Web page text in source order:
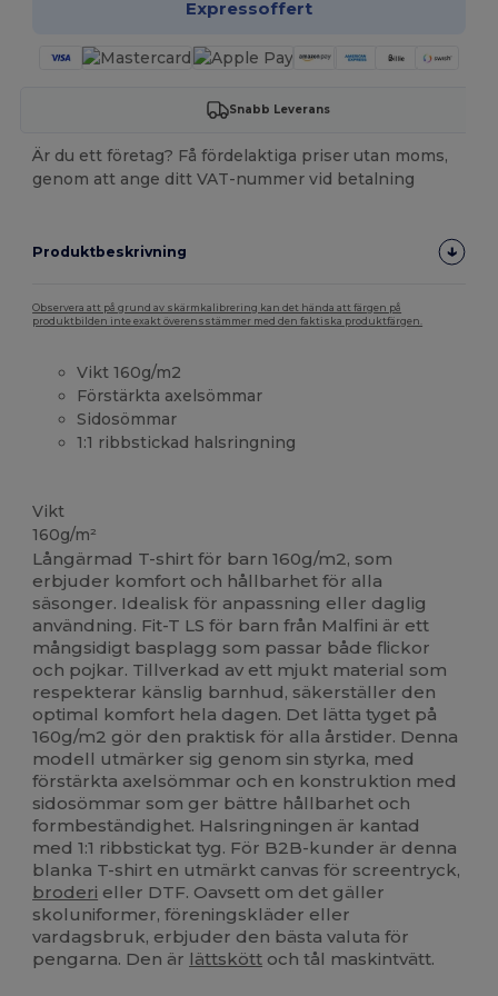
Expressoffert
Snabb Leverans
Är du ett företag? Få fördelaktiga priser utan moms,
genom att ange ditt VAT-nummer vid betalning
Produktbeskrivning
Observera att på grund av skärmkalibrering kan det hända att färgen på
produktbilden inte exakt överensstämmer med den faktiska produktfärgen.
Vikt 160g/m2
Förstärkta axelsömmar
Sidosömmar
1:1 ribbstickad halsringning
Vikt
160g/m²
Långärmad T-shirt för barn 160g/m2, som
erbjuder komfort och hållbarhet för alla
säsonger. Idealisk för anpassning eller daglig
användning. Fit-T LS för barn från Malfini är ett
mångsidigt basplagg som passar både flickor
och pojkar. Tillverkad av ett mjukt material som
respekterar känslig barnhud, säkerställer den
optimal komfort hela dagen. Det lätta tyget på
160g/m2 gör den praktisk för alla årstider. Denna
modell utmärker sig genom sin styrka, med
förstärkta axelsömmar och en konstruktion med
sidosömmar som ger bättre hållbarhet och
formbeständighet. Halsringningen är kantad
med 1:1 ribbstickat tyg. För B2B-kunder är denna
blanka T-shirt en utmärkt canvas för screentryck,
broderi eller DTF. Oavsett om det gäller
skoluniformer, föreningskläder eller
vardagsbruk, erbjuder den bästa valuta för
pengarna. Den är lättskött och tål maskintvätt.